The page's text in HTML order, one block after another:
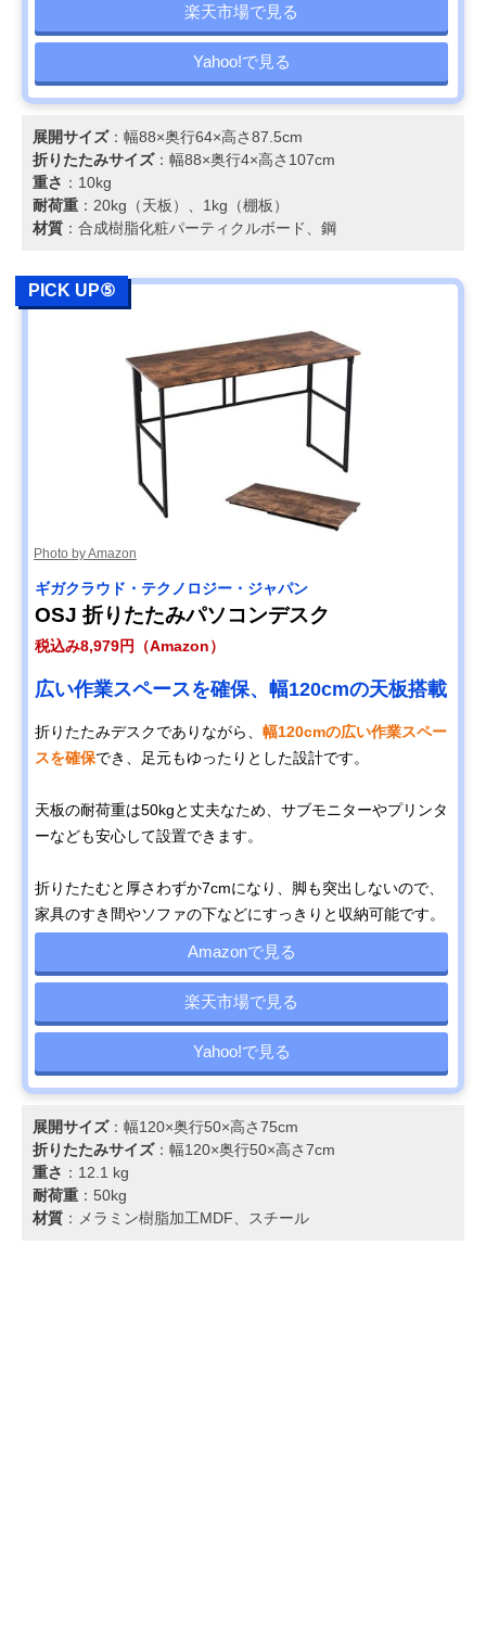
楽天市場で見る
Yahoo!で見る
展開サイズ：幅88×奥行64×高さ87.5cm
折りたたみサイズ：幅88×奥行4×高さ107cm
重さ ：10kg
耐荷重 ：20kg（天板）、1kg（棚板）
材質 ：合成樹脂化粧パーティクルボード、鋼
PICK UP⑤
Photo by Amazon
ギガクラウド・テクノロジー・ジャパン
OSJ 折りたたみパソコンデスク
税込み8,979円（Amazon）
広い作業スペースを確保、幅120cmの天板搭載
折りたたみデスクでありながら、 幅120cmの広い作業スペー
スを確保でき、足元もゆったりとした設計です。
天板の耐荷重は50kgと丈夫なため、サブモニターやプリンタ
ーなども安心して設置できます。
折りたたむと厚さわずか7cmになり、脚も突出しないので、
家具のすき間やソファの下などにすっきりと収納可能です。
Amazonで見る
楽天市場で見る
Yahoo!で見る
展開サイズ：幅120×奥行50×高さ75cm
折りたたみサイズ：幅120×奥行50×高さ7cm
重さ ：12.1 kg
耐荷重 ：50kg
材質 ：メラミン樹脂加工MDF、スチール